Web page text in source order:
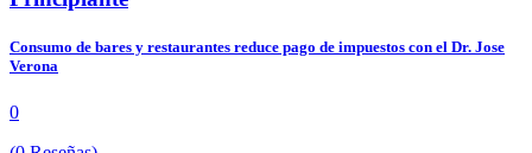
Consumo de bares y restaurantes reduce pago de impuestos con el Dr. Jose
Verona
0